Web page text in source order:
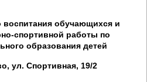
воспитания обучающихся и
спортивной работы по
образования детей
ул. Спортивная, 19/2